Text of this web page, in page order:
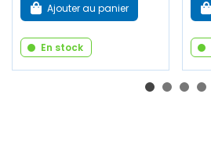
Ajouter au panier
En stock